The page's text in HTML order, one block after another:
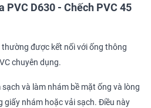
PVC D630 - Chếch PVC 45
thường được kết nối với ống thông
chuyên dụng.
sạch và làm nhám bề mặt ống và lòng
giấy nhám hoặc vải sạch. Điều này